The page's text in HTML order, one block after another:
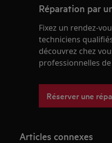
Réparation par
Fixez un rendez-
techniciens
découvrez chez
professionnelles
Réserver une
Articles connexes